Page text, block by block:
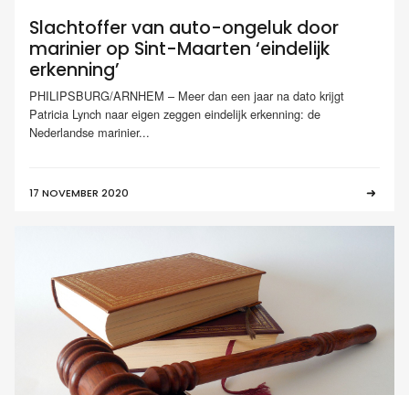
Slachtoffer van auto-ongeluk door
marinier op Sint-Maarten ‘eindelijk
erkenning’
PHILIPSBURG/ARNHEM – Meer dan een jaar na dato krijgt
Patricia Lynch naar eigen zeggen eindelijk erkenning: de
Nederlandse marinier...
17 NOVEMBER 2020